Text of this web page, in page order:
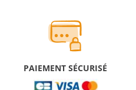
PAIEMENT SÉCURISÉ